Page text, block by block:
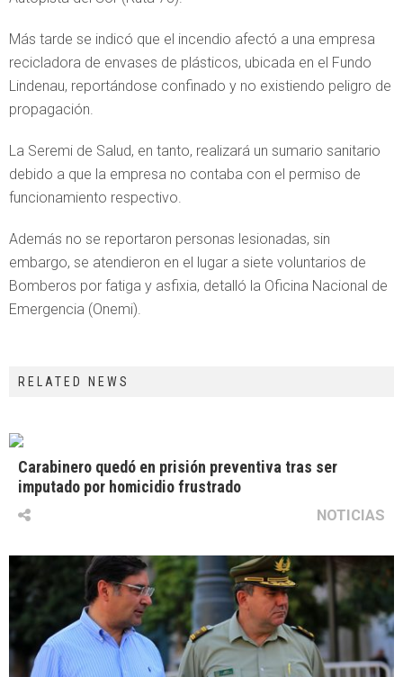
Más tarde se indicó que el incendio afectó a una empresa
recicladora de envases de plásticos, ubicada en el Fundo
Lindenau, reportándose confinado y no existiendo peligro de
propagación.
La Seremi de Salud, en tanto, realizará un sumario sanitario
debido a que la empresa no contaba con el permiso de
funcionamiento respectivo.
Además no se reportaron personas lesionadas, sin
embargo, se atendieron en el lugar a siete voluntarios de
Bomberos por fatiga y asfixia, detalló la Oficina Nacional de
Emergencia (Onemi).
RELATED NEWS
Carabinero quedó en prisión preventiva tras ser
imputado por homicidio frustrado
NOTICIAS